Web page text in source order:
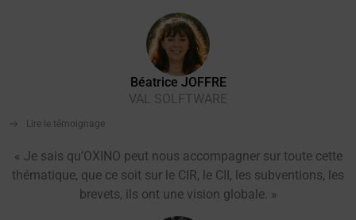
Béatrice JOFFRE
VAL SOLFTWARE
Lire le témoignage
« Je sais qu’OXINO peut nous accompagner sur toute cette
thématique, que ce soit sur le CIR, le CII, les subventions, les
brevets, ils ont une vision globale. »